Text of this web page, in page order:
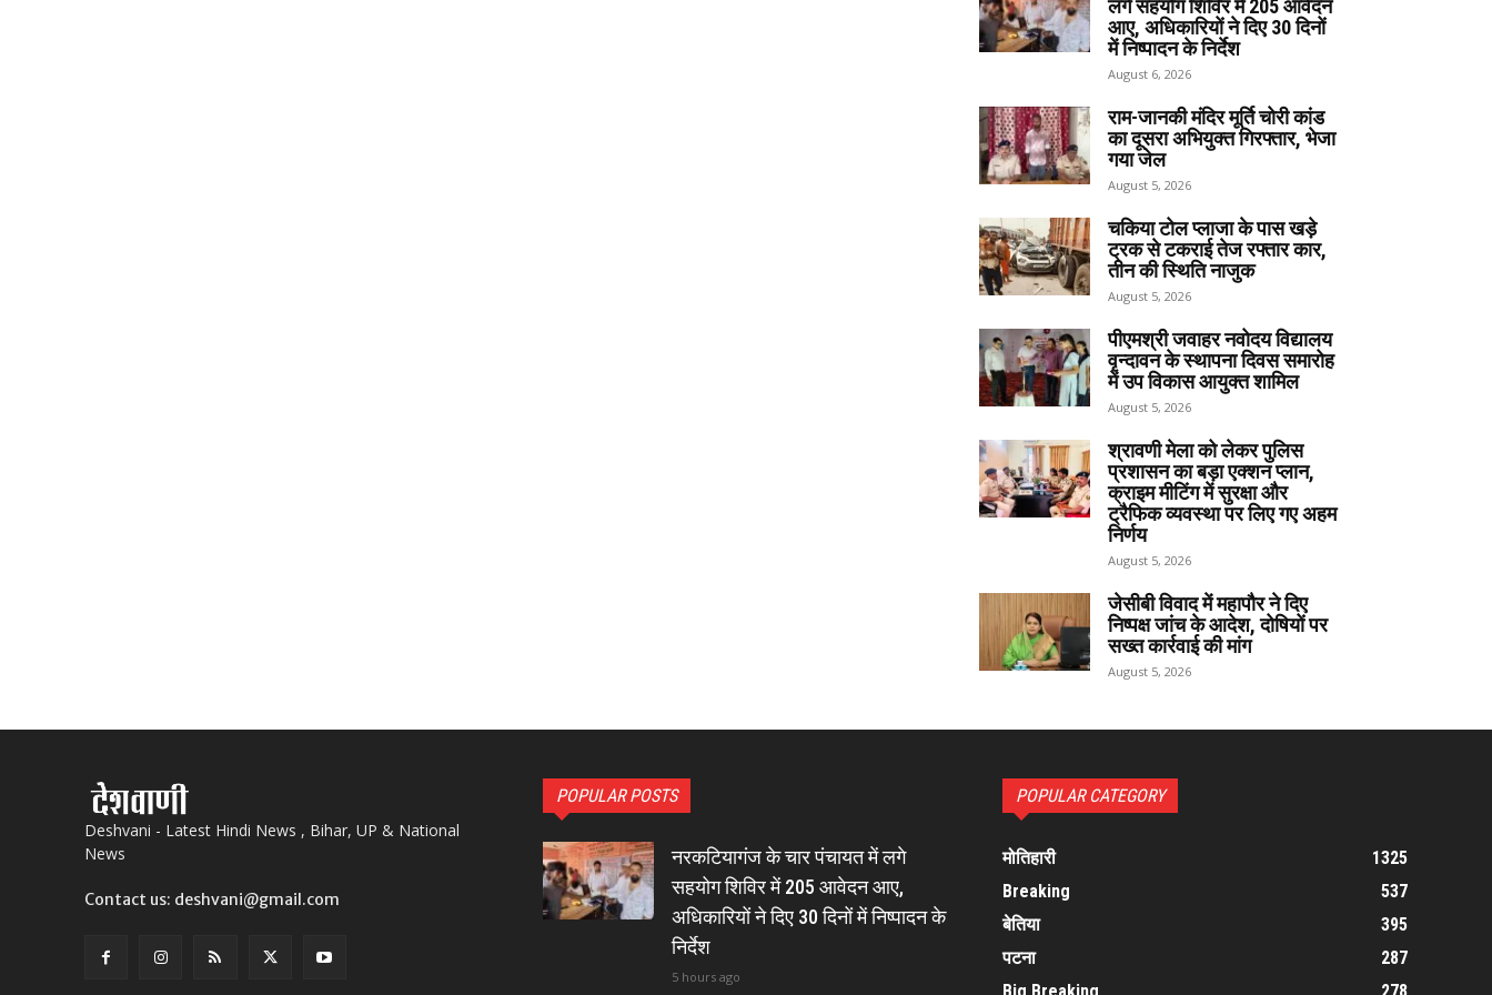
लगे सहयोग शिविर में 205 आवेदन
आए, अधिकारियों ने दिए 30 दिनों
में निष्पादन के निर्देश
August 6, 2026
राम-जानकी मंदिर मूर्ति चोरी कांड
का दूसरा अभियुक्त गिरफ्तार, भेजा
गया जेल
August 5, 2026
चकिया टोल प्लाजा के पास खड़े
ट्रक से टकराई तेज रफ्तार कार,
तीन की स्थिति नाजुक
August 5, 2026
पीएमश्री जवाहर नवोदय विद्यालय
वृन्दावन के स्थापना दिवस समारोह
में उप विकास आयुक्त शामिल
August 5, 2026
श्रावणी मेला को लेकर पुलिस
प्रशासन का बड़ा एक्शन प्लान,
क्राइम मीटिंग में सुरक्षा और
ट्रैफिक व्यवस्था पर लिए गए अहम
निर्णय
August 5, 2026
जेसीबी विवाद में महापौर ने दिए
निष्पक्ष जांच के आदेश, दोषियों पर
सख्त कार्रवाई की मांग
August 5, 2026
Deshvani - Latest Hindi News , Bihar, UP & National
News
Contact us: deshvani@gmail.com
POPULAR POSTS
नरकटियागंज के चार पंचायत में लगे
सहयोग शिविर में 205 आवेदन आए,
अधिकारियों ने दिए 30 दिनों में निष्पादन के
निर्देश
5 hours ago
POPULAR CATEGORY
मोतिहारी
1325
Breaking
537
बेतिया
395
पटना
287